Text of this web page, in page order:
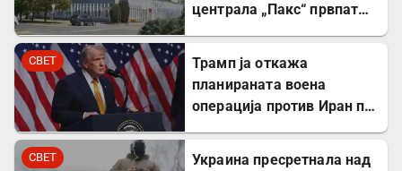
централа „Пакс“ првпат
СВЕТ
Трамп ја откажа
планираната воена
операција против Иран по
СВЕТ
Украина пресретнала над